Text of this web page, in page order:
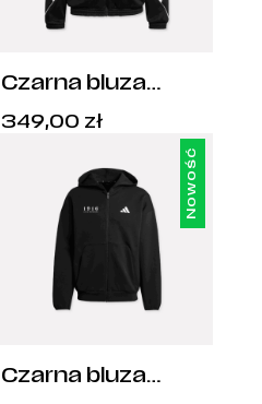
Czarna bluza
Herb Legia
Warszawa - JN1821
349,00 złCena:
349,00zł.
Nowość
Czarna bluza